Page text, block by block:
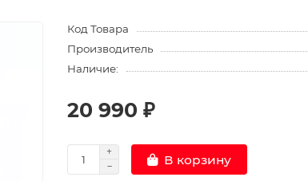
Код Товара
Производитель
Наличие:
20 990 ₽
В корзину